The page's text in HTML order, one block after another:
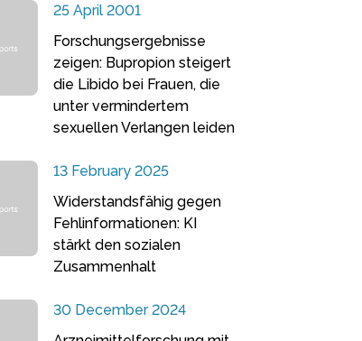
25 April 2001
Forschungsergebnisse
zeigen: Bupropion steigert
die Libido bei Frauen, die
unter vermindertem
sexuellen Verlangen leiden
13 February 2025
Widerstandsfähig gegen
Fehlinformationen: KI
stärkt den sozialen
Zusammenhalt
30 December 2024